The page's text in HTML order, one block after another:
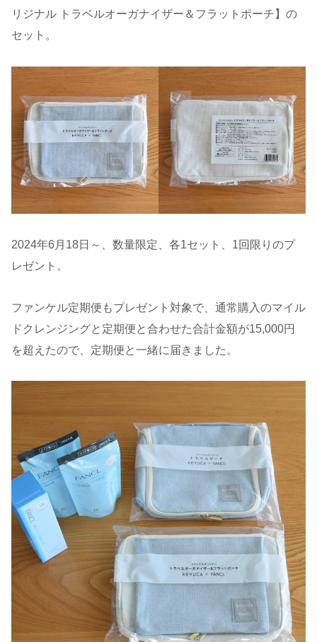
リジナル トラベルオーガナイザー＆フラットポーチ】の
セット。
2024年6月18日～、数量限定、各1セット、1回限りのプ
レゼント。
ファンケル定期便もプレゼント対象で、通常購入のマイル
ドクレンジングと定期便と合わせた合計金額が15,000円
を超えたので、定期便と一緒に届きました。